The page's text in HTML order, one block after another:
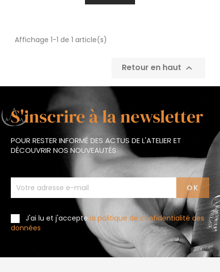
Affichage 1-1 de 1 article(s)
Retour en haut 
S'inscrire à la newsletter
POUR RESTER INFORMÉ DES ACTUS DE L'ATELIER ET
DÉCOUVRIR NOS NOUVEAUTÉS
J'ai lu et j'acceptela politique de confidentialité des
données